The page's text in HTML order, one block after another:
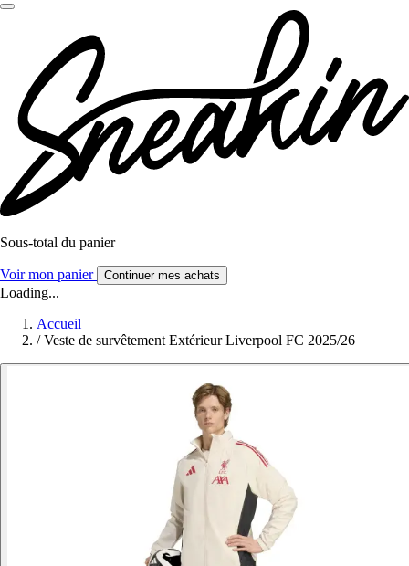
Sous-total du panier
Voir mon panier Continuer mes achats
Loading...
Accueil
/ Veste de survêtement Extérieur Liverpool FC 2025/26